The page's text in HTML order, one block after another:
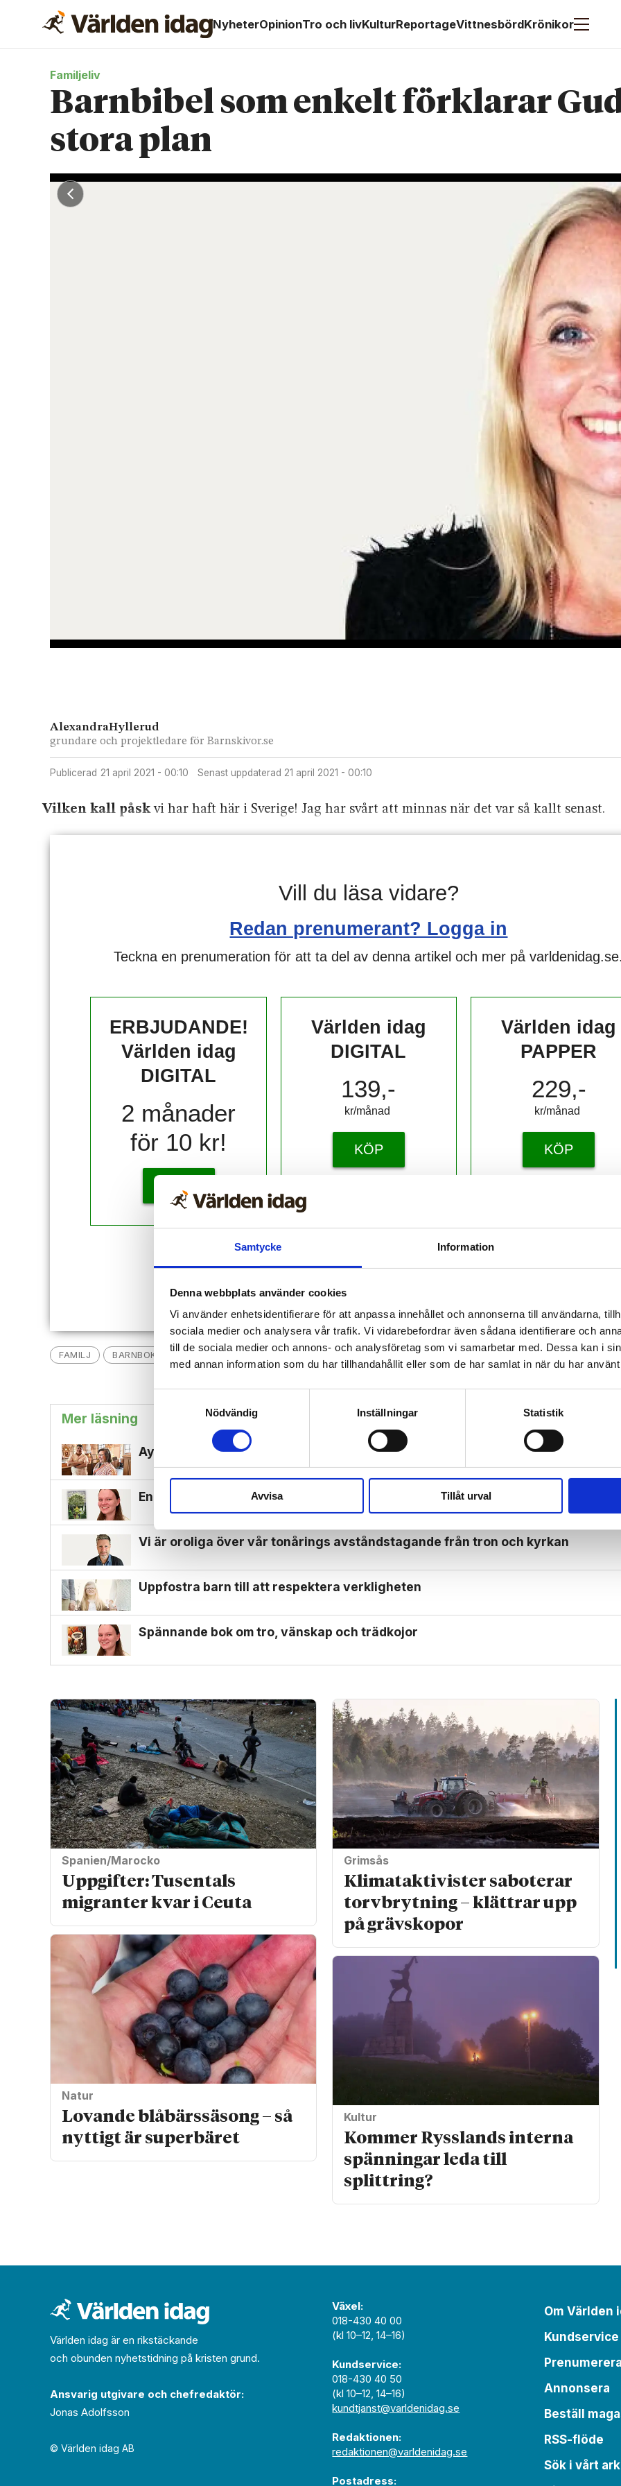
Samtycke Information
Denna webbplats använder cookies
Vi använder enhetsidentifierare för att anpassa innehållet och annonserna till användarna,
sociala medier och analysera vår trafik. Vi vidarebefordrar även sådana identifierare och
till de sociala medier och annons- och analysföretag som vi samarbetar med. Dessa kan i
med annan information som du har tillhandahållit eller som de har samlat in när du har
Nödvändig
Inställningar Statistik
Avvisa Tillåt urval
NyheterOpinionTro och livKulturReportageVittnesbördKrönikor
Familjeliv
Barnbibel som enkelt förklarar
stora plan
AlexandraHyllerud
grundare och projektledare för Barnskivor.se
Publicerad 21 april 2021 - 00:10 Senast uppdaterad 21 april 2021 - 00:10
Vilken kall påskvi har haft här i Sverige! Jag har svårt att minnas när det var så kallt senast.
Vill du läsa vidare?
Redan prenumerant? Logga in
Teckna en prenumeration för att ta del av denna artikel och mer på
ERBJUDANDE!
Världen idag
DIGITAL
2 månader
för 10 kr!
Världen idag
DIGITAL
139,-
kr/månad ​​​​​​
KÖP
Världen idag
PAPPER
229,-
kr/månad ​​​​​​
KÖP
Redan prenumerant? Logga in
FAMILJ BARNBOK BARNBIBEL BARN ALEXANDRAS BOKTIPS FAMILJELIV BIBELN
Mer läsning
Ayoubs ser sig som ett osannolikt par: ”Gud gjorde det omöjliga möjligt”
En fantasybok som håller intresset kvar
Vi är oroliga över vår tonårings avstånds­tagande från tron och kyrkan
Uppfostra barn till att respektera verkligheten
Spännande bok om tro, vänskap och trädkojor
Spanien/Marocko
Uppgifter: Tusentals
migranter kvar i Ceuta
Natur
Lovande blåbärssäsong – så
nyttigt är superbäret
Grimsås
Klimat­aktivister saboterar
torv­brytning – klättrar upp
på gräv­skopor
Kultur
Kommer Rysslands interna
spänningar leda till
splittring?
Världen idag är en rikstäckande
och obunden nyhets­­­tidning på kristen grund.
Ansvarig utgivare och chef­redaktör:
Jonas Adolfsson
© Världen idag AB
Växel:
018-430 40 00
(kl 10–12, 14–16)
Kundservice:
018-430 40 50
(kl 10–12, 14–16)
kundtjanst@varldenidag.se
Redaktionen:
redaktionen@varldenidag.se
Postadress:
Om Världen
Kundservice
Annonsera
Beställ
RSS-flöde
Sök i vårt